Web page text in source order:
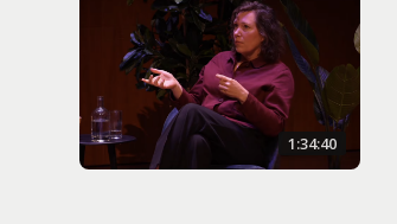
1:34:40